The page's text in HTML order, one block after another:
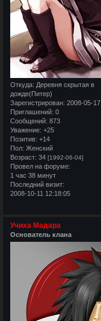
Откуда: Деревня скрытая в
дожде(Питер)
Зарегистрирован: 2008-05-17
Приглашений: 0
Сообщений: 873
Уважение: +25
Позитив: +14
Пол: Женский
Возраст: 34 [1992-06-04]
Провел на форуме:
1 час 38 минут
Последний визит:
2008-10-11 12:18:05
Учиха Мадара
Основатель клана